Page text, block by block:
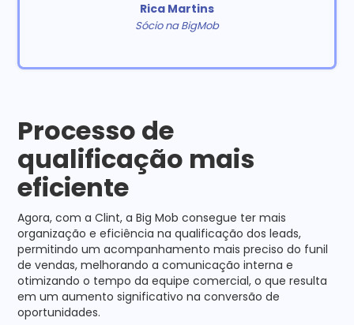
Rica Martins
Sócio na BigMob
Processo de
qualificação mais
eficiente
Agora, com a Clint, a Big Mob consegue ter mais
organização e eficiência na qualificação dos leads,
permitindo um acompanhamento mais preciso do funil
de vendas, melhorando a comunicação interna e
otimizando o tempo da equipe comercial, o que resulta
em um aumento significativo na conversão de
oportunidades.